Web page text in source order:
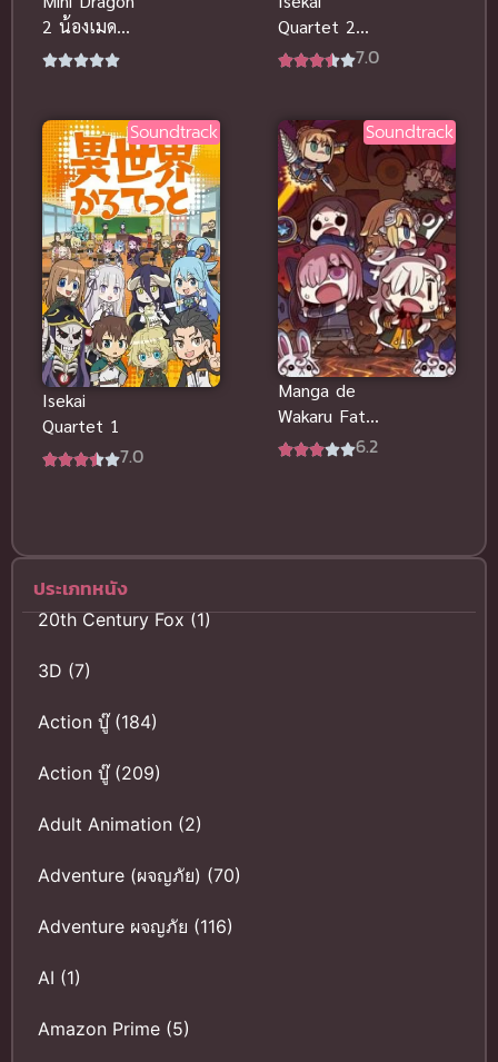
2 น้องเมด
มังกรฉบับมินิ
Quartet 2
ภาค 2
7.0
Soundtrack
Isekai
Quartet 1
7.0
Soundtrack
Manga de
Wakaru Fate
Grand Order
6.2
ประเภทหนัง
20th Century Fox(1)
3D (7)
Action บู๊(184)
Action บู๊(209)
Adult Animation (2)
Adventure (ผจญภัย) (70)
Adventure ผจญภัย (116)
AI (1)
Amazon Prime (5)